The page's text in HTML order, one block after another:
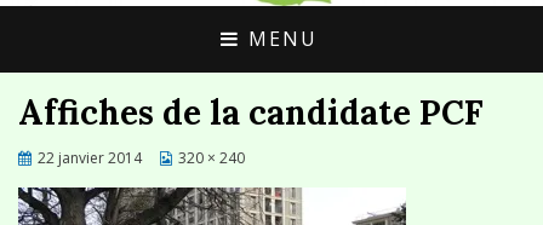
MENU
Affiches de la candidate PCF
Posted
22 janvier 2014 320 × 240